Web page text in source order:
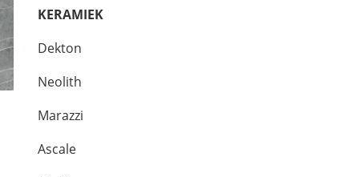
KERAMIEK
Dekton
Neolith
Marazzi
Ascale